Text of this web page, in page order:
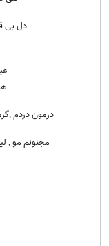
دل بی
درمون دردم
مجنونم مو ,